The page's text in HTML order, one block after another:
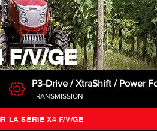
F/V/GE
P3-Drive / XtraShift / Power
TRANSMISSION
LA SÉRIE X4 F/V/GE